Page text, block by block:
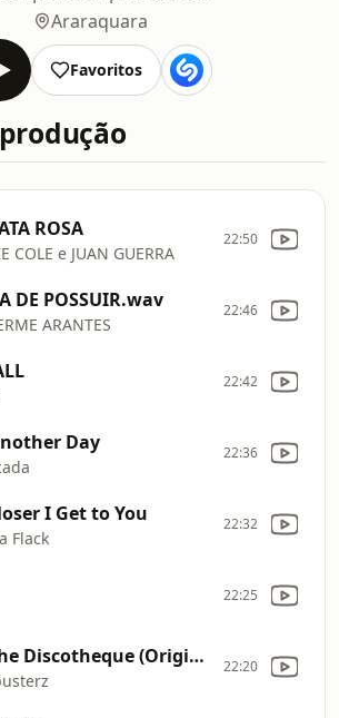
Araraquara
Favoritos
ROSA
COLE e JUAN GUERRA
22:50
DE POSSUIR.wav
ARANTES
22:46
22:42
Day 22:36
I Get to You
Flack
22:32
22:25
Feel the Discotheque (Original Mix) 22:20